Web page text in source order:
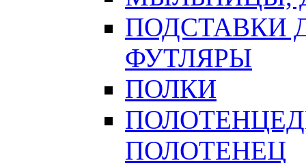
ПОДСТАВКИ
ФУТЛЯРЫ
ПОЛКИ
ПОЛОТЕНЕЦ